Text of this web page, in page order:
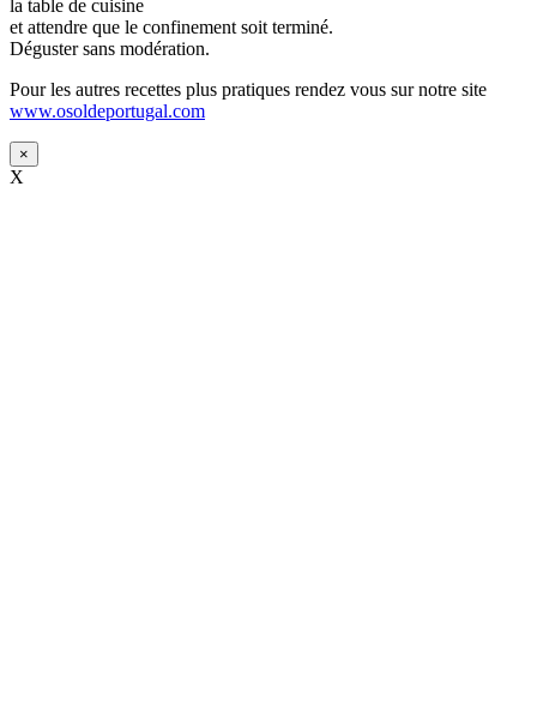
la table de cuisine
et attendre que le confinement soit terminé.
Déguster sans modération.
Pour les autres recettes plus pratiques rendez vous sur notre site
www.osoldeportugal.com
×
X